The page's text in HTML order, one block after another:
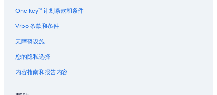
阿户伊的酒店
塞耶河博尔德教区的别墅
One Key™ 计划条款和条件
Vrbo 条款和条件
无障碍设施
您的隐私选择
内容指南和报告内容